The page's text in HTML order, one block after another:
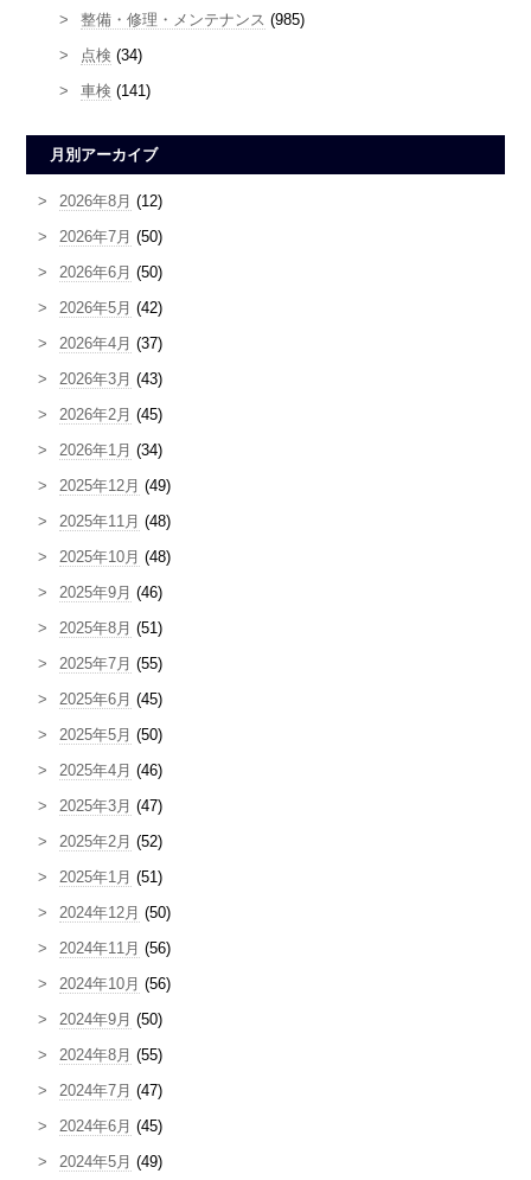
整備・修理・メンテナンス (985)
点検 (34)
車検 (141)
月別アーカイブ
2026年8月 (12)
2026年7月 (50)
2026年6月 (50)
2026年5月 (42)
2026年4月 (37)
2026年3月 (43)
2026年2月 (45)
2026年1月 (34)
2025年12月 (49)
2025年11月 (48)
2025年10月 (48)
2025年9月 (46)
2025年8月 (51)
2025年7月 (55)
2025年6月 (45)
2025年5月 (50)
2025年4月 (46)
2025年3月 (47)
2025年2月 (52)
2025年1月 (51)
2024年12月 (50)
2024年11月 (56)
2024年10月 (56)
2024年9月 (50)
2024年8月 (55)
2024年7月 (47)
2024年6月 (45)
2024年5月 (49)